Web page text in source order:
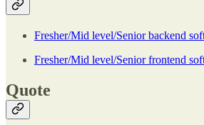
Fresher/Mid level/Senior backend
Fresher/Mid level/Senior frontend
Quote